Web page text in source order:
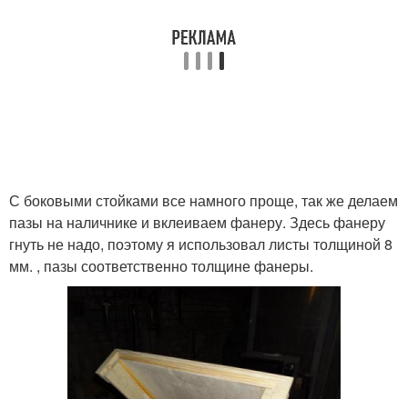
С боковыми стойками все намного проще, так же делаем
пазы на наличнике и вклеиваем фанеру. Здесь фанеру
гнуть не надо, поэтому я использовал листы толщиной 8
мм. , пазы соответственно толщине фанеры.